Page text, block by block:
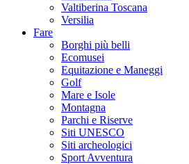
Valtiberina Toscana
Versilia
Fare
Borghi più belli
Ecomusei
Equitazione e Maneggi
Golf
Mare e Isole
Montagna
Parchi e Riserve
Siti UNESCO
Siti archeologici
Sport Avventura